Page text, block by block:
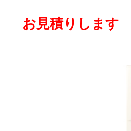
お見積りします